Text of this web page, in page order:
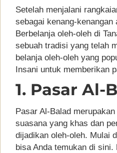
Setelah menjalani
sebagai kenang-
Berbelanja oleh-oleh di
sebuah tradisi yang telah
belanja oleh-oleh yang
Insani untuk memberikan
1. Pasar Al-
Pasar Al-Balad
suasana yang khas dan
dijadikan oleh-oleh. Mulai
bisa Anda temukan di